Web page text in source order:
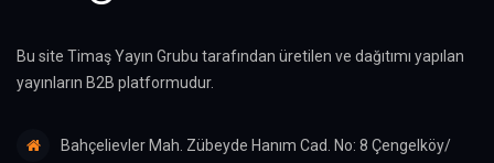
Bu site Timaş Yayın Grubu tarafından üretilen ve dağıtımı yapılan
yayınların B2B platformudur.
Bahçelievler Mah. Zübeyde Hanım Cad. No: 8 Çengelköy/